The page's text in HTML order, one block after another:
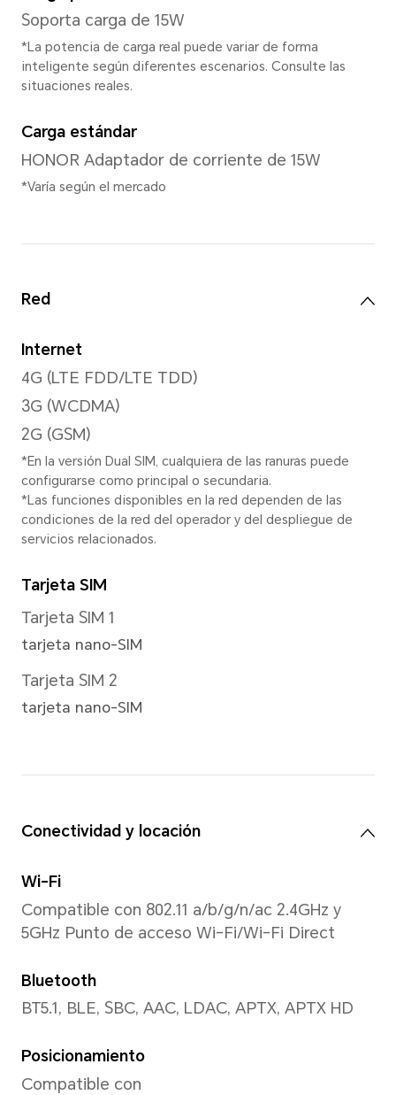
Cámara trasera
Cámara principal de 50MP
0.08MP
*Los píxeles pueden variar según
Grabación de videos
Admite 1920x1080 píxeles
*La resolución de imagen real
modo de grabación de video.
Modo de enfoque
Zoom digital 10X
Resolución de imagen
Soporta 4160x3120 píxeles
Resolución de video
Compatible con 1920x1080
*La resolución de imagen real
del modo de grabación de video.
Linterna trasera